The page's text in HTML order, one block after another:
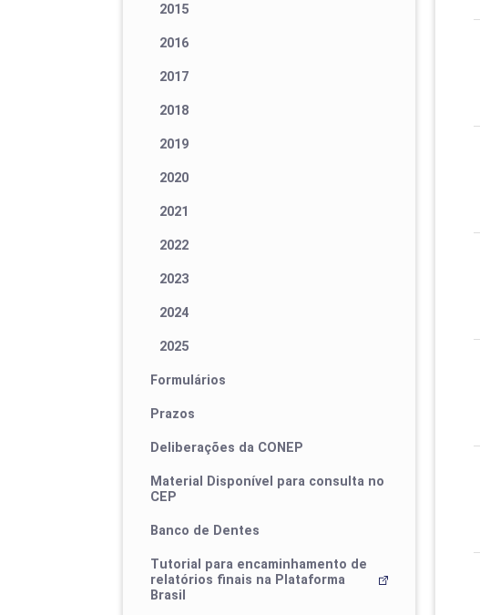
2015
2016
2017
2018
2019
2020
2021
2022
2023
2024
2025
Formulários
Prazos
Deliberações da CONEP
Material Disponível para consulta no
CEP
Banco de Dentes
Tutorial para encaminhamento de
relatórios finais na Plataforma
Brasil